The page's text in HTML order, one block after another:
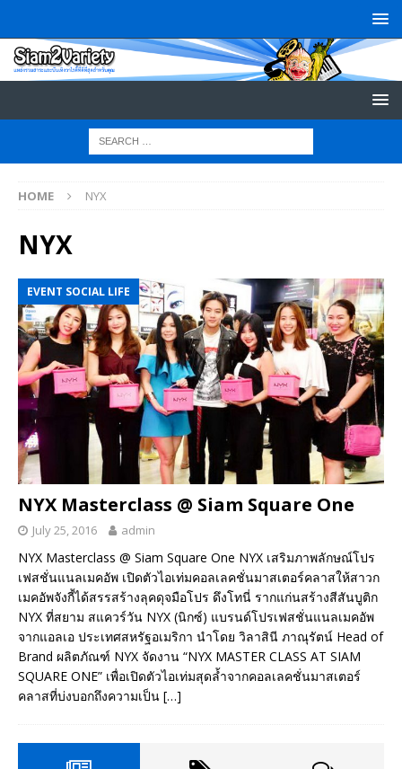
HOME NYX
NYX
EVENT SOCIAL LIFE
NYX Masterclass @ Siam Square One
July 25, 2016 admin
NYX Masterclass @ Siam Square One NYX เสริมภาพลักษณ์โปร
เฟสชั่นแนลเมคอัพ เปิดตัวไอเท่มคอลเลคชั่นมาสเตอร์คลาสให้สาวก
เมคอัพจังกี้ได้สรรสร้างลุคดุจมือโปร ดึงโทนี่ รากแก่นสร้างสีสันบูติก
NYX ที่สยาม สแควร์วัน NYX (นิกซ์) แบรนด์โปรเฟสชั่นแนลเมคอัพ
จากแอลเอ ประเทศสหรัฐอเมริกา นำโดย วิลาสินี ภาณุรัตน์ Head of
Brand ผลิตภัณฑ์ NYX จัดงาน “NYX MASTER CLASS AT SIAM
SQUARE ONE” เพื่อเปิดตัวไอเท่มสุดล้ำจากคอลเลคชั่นมาสเตอร์
คลาสที่บ่งบอกถึงความเป็น […]